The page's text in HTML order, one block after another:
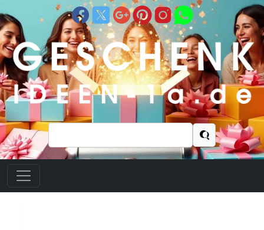
Suchen
nach: